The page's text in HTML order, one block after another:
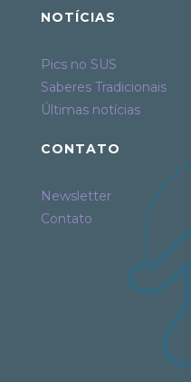
NOTÍCIAS
Pics no SUS
Saberes Tradicionais
Últimas notícias
CONTATO
Newsletter
Contato